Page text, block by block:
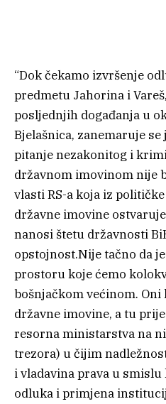
“Dok čekamo izvršenje
predmetu Jahorina i
posljednjih događanja u
Bjelašnica, zanemaruje se
pitanje nezakonitog i
državnom imovinom nije
vlasti RS-a koja iz
državne imovine
nanosi štetu državnosti
opstojnost.Nije tačno da
prostoru koje ćemo
bošnjačkom većinom. Oni
državne imovine, a tu
resorna ministarstva na
trezora) u čijim
i vladavina prava u
odluka i primjena